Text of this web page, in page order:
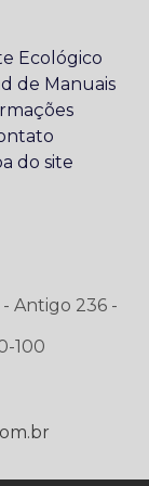
Ecológico
de Manuais
do site
Antigo 236 -
100